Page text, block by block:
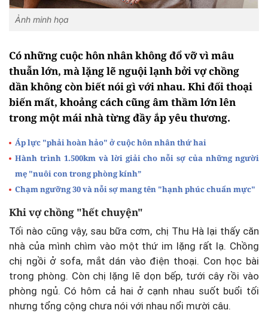
Ảnh minh họa
Có những cuộc hôn nhân không đổ vỡ vì mâu
thuẫn lớn, mà lặng lẽ nguội lạnh bởi vợ chồng
dần không còn biết nói gì với nhau. Khi đối thoại
biến mất, khoảng cách cũng âm thầm lớn lên
trong một mái nhà từng đầy ắp yêu thương.
Áp lực "phải hoàn hảo" ở cuộc hôn nhân thứ hai
Hành trình 1.500km và lời giải cho nỗi sợ của những người
mẹ "nuôi con trong phòng kính”
Chạm ngưỡng 30 và nỗi sợ mang tên "hạnh phúc chuẩn mực"
Khi vợ chồng "hết chuyện"
Tối nào cũng vậy, sau bữa cơm, chị Thu Hà lại thấy căn
nhà của mình chìm vào một thứ im lặng rất lạ. Chồng
chị ngồi ở sofa, mắt dán vào điện thoại. Con học bài
trong phòng. Còn chị lặng lẽ dọn bếp, tưới cây rồi vào
phòng ngủ. Có hôm cả hai ở cạnh nhau suốt buổi tối
nhưng tổng cộng chưa nói với nhau nổi mười câu.